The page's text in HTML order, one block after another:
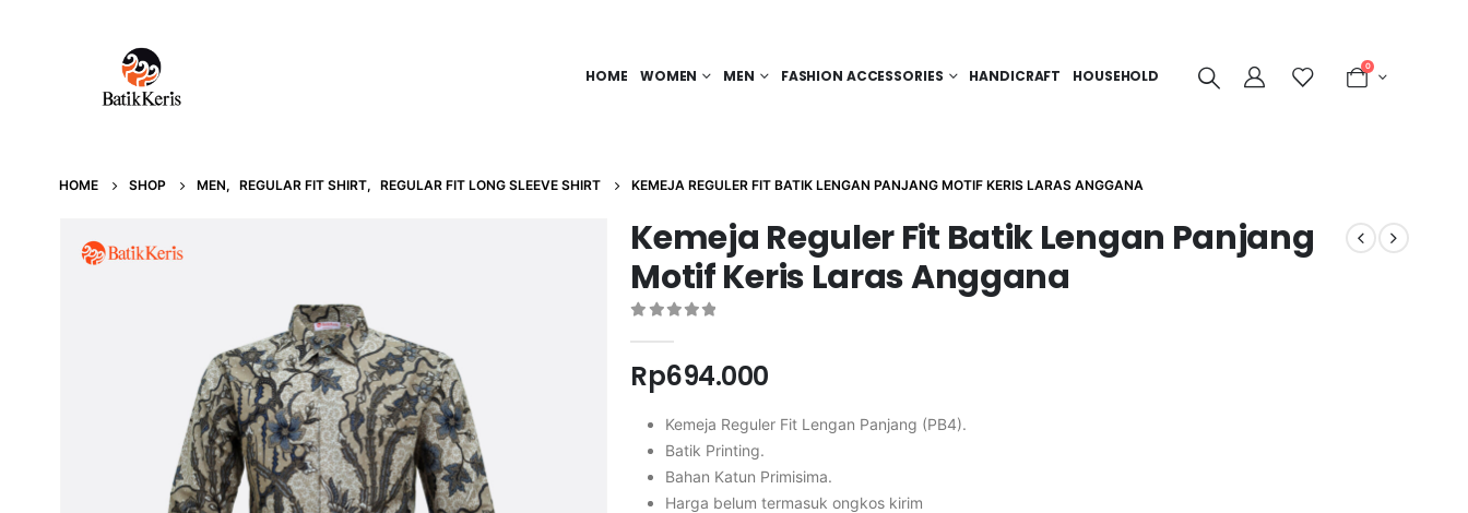
HOME WOMEN MEN FASHION ACCESSORIES HANDICRAFT HOUSEHOLD
0
HOME SHOP MEN, REGULAR FIT SHIRT, REGULAR FIT LONG SLEEVE SHIRT KEMEJA REGULER FIT BATIK LENGAN PANJANG MOTIF KERIS LARAS ANGGANA
Kemeja Reguler Fit Batik Lengan Panjang
Motif Keris Laras Anggana
Rp694.000
Kemeja Reguler Fit Lengan Panjang (PB4).
Batik Printing.
Bahan Katun Primisima.
Harga belum termasuk ongkos kirim